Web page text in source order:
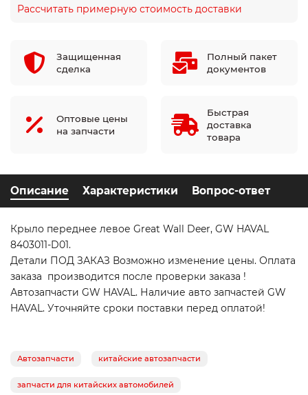
Рассчитать примерную стоимость доставки
Защищенная
сделка
Полный пакет
документов
Оптовые цены
на запчасти
Быстрая
доставка
товара
Описание Характеристики Вопрос-ответ
Крыло переднее левое Great Wall Deer, GW HAVAL
8403011-D01.
Детали ПОД ЗАКАЗ Возможно изменение цены. Оплата
заказа производится после проверки заказа !
Автозапчасти GW HAVAL. Наличие авто запчастей GW
HAVAL. Уточняйте сроки поставки перед оплатой!
Автозапчасти китайские автозапчасти
запчасти для китайских автомобилей